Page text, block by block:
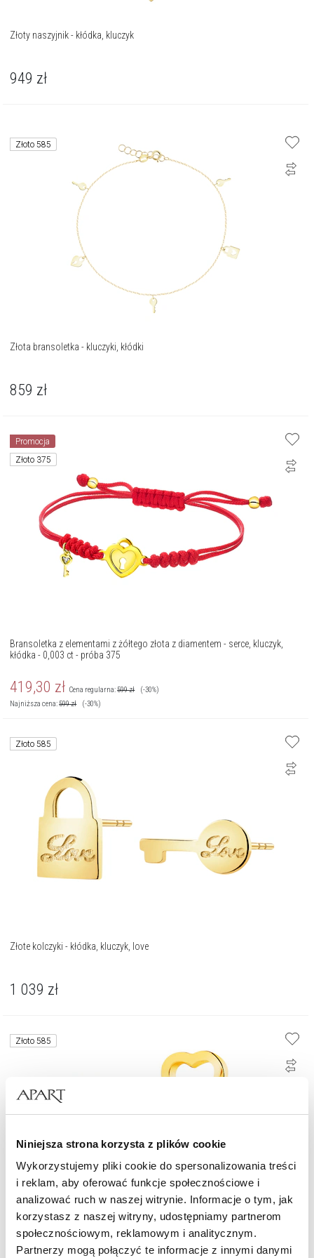
Niniejsza strona korzysta z plików cookie
Wykorzystujemy pliki cookie do spersonalizowania treści
i reklam, aby oferować funkcje społecznościowe i
analizować ruch w naszej witrynie. Informacje o tym, jak
korzystasz z naszej witryny, udostępniamy partnerom
społecznościowym, reklamowym i analitycznym.
Partnerzy mogą połączyć te informacje z innymi danymi
Złoty naszyjnik - kłódka, kluczyk
949 zł
Złoto 585
Złota bransoletka - kluczyki, kłódki
859 zł
Promocja
Złoto 375
Bransoletka z elementami z żółtego złota z diamentem - serce, kluczyk,
kłódka - 0,003 ct - próba 375
419,30 zł Cena regularna:599zł
(-30%)
Najniższa cena:599zł (-30%)
Złoto 585
Złote kolczyki - kłódka, kluczyk, love
1 039 zł
Złoto 585